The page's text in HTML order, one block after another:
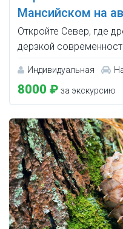
Мансийском на
Откройте Север, где
дерзкой
Индивидуальная
8000 ₽ за экскурсию